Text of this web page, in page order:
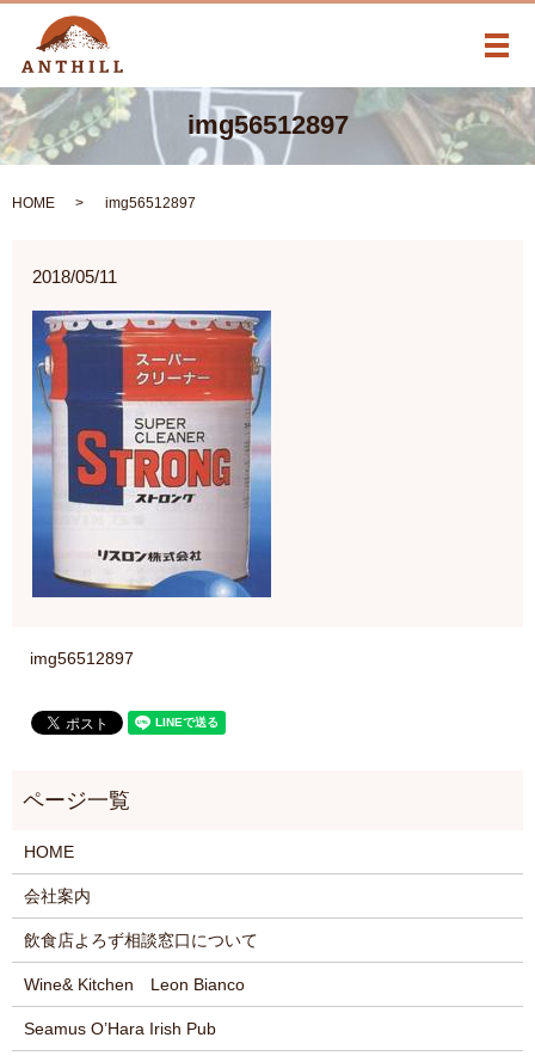
メ
img56512897
HOME img56512897
2018/05/11
img56512897
HOME
会社案内
飲食店よろず相談窓口について
Wine& Kitchen Leon Bianco
Seamus O’Hara Irish Pub